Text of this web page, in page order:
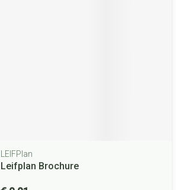
LEIFPlan
Leifplan Brochure